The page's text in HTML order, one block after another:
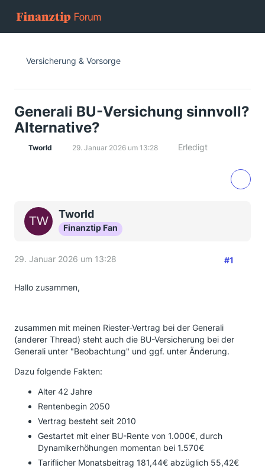
Versicherung & Vorsorge
Generali BU-Versichung sinnvoll?
Alternative?
Tworld 29. Januar 2026 um 13:28 Erledigt
Tworld
Finanztip Fan
29. Januar 2026 um 13:28 #1
Hallo zusammen,
zusammen mit meinen Riester-Vertrag bei der Generali
(anderer Thread) steht auch die BU-Versicherung bei der
Generali unter "Beobachtung" und ggf. unter Änderung.
Dazu folgende Fakten:
Alter 42 Jahre
Rentenbegin 2050
Vertrag besteht seit 2010
Gestartet mit einer BU-Rente von 1.000€, durch
Dynamikerhöhungen momentan bei 1.570€
Tariflicher Monatsbeitrag 181,44€ abzüglich 55,42€